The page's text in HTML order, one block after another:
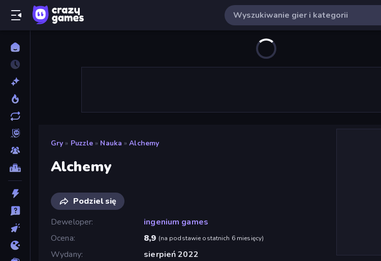
Gry » Puzzle » Nauka » Alchemy
Alchemy
Podziel się
Deweloper
ingenium games
Ocena
8,9 (na podstawie ostatnich 6 miesięcy)
Wydany
sierpień 2022